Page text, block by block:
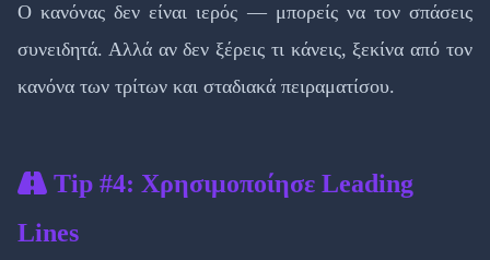
Ο κανόνας δεν είναι ιερός — μπορείς να τον σπάσεις
συνειδητά. Αλλά αν δεν ξέρεις τι κάνεις, ξεκίνα από τον
κανόνα των τρίτων και σταδιακά πειραματίσου.
Tip #4: Χρησιμοποίησε Leading
Lines